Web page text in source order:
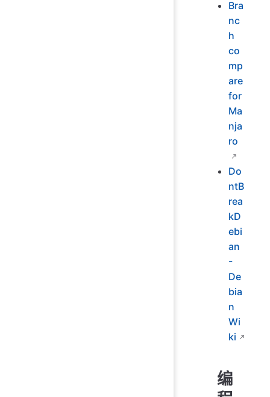
Bra
nc
h
co
mp
are
for
Ma
nja
ro
Do
ntB
rea
kD
ebi
an
-
De
bia
n
Wi
ki
编